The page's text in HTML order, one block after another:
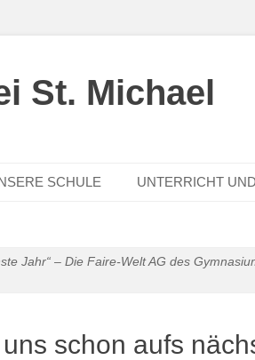
St. Michael
SCHULE UNTERRICHT
Jahr“ – Die Faire-Welt AG des
schon aufs